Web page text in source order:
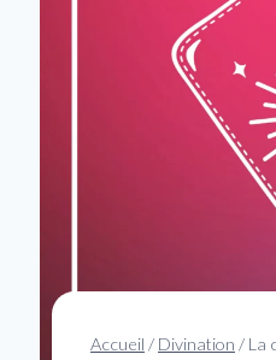
Accueil / Divination / La